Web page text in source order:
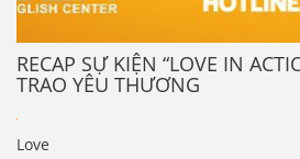
RECAP SỰ KIỆN “LOVE IN
TRAO YÊU THƯƠNG
Love